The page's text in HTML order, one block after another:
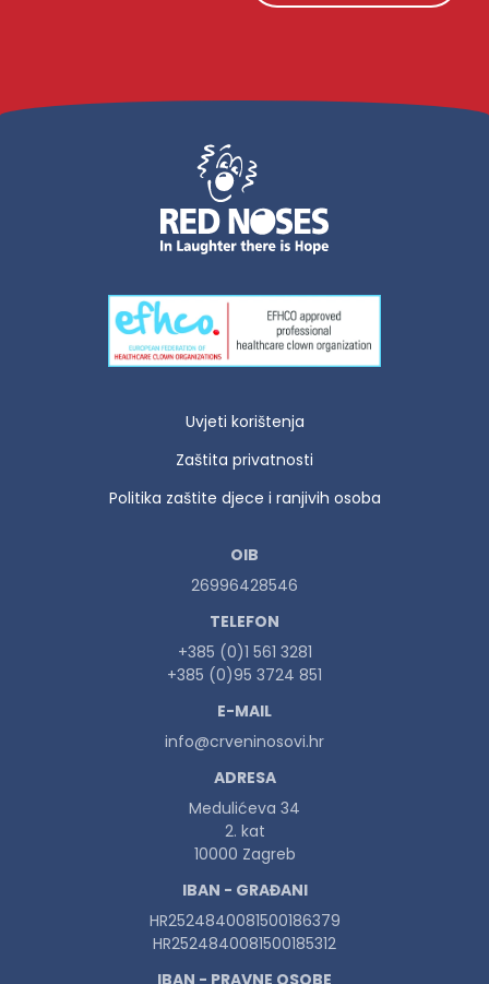
Uvjeti korištenja
Zaštita privatnosti
Politika zaštite djece i ranjivih osoba
OIB
26996428546
TELEFON
+385 (0)1 561 3281
+385 (0)95 3724 851
E-MAIL
info@crveninosovi.hr
ADRESA
Medulićeva 34
2. kat
10000 Zagreb
IBAN - GRAĐANI
HR2524840081500186379
HR2524840081500185312